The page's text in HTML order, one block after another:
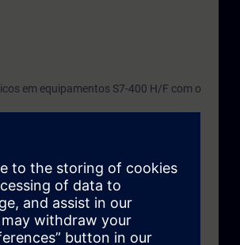
em equipamentos S7-400 H/F com o
ou ST-SERV2.